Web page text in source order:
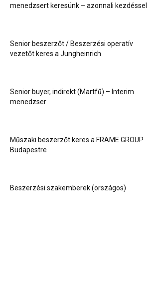
menedzsert keresünk – azonnali kezdéssel
Senior beszerzőt / Beszerzési operatív
vezetőt keres a Jungheinrich
Senior buyer, indirekt (Martfű) – Interim
menedzser
Műszaki beszerzőt keres a FRAME GROUP
Budapestre
Beszerzési szakemberek (országos)